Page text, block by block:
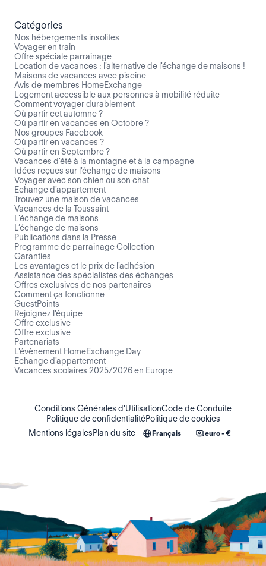
Catégories
Nos hébergements insolites
Voyager en train
Offre spéciale parrainage
Location de vacances : l'alternative de l'échange de maisons !
Maisons de vacances avec piscine
Avis de membres HomeExchange
Logement accessible aux personnes à mobilité réduite
Comment voyager durablement
Où partir cet automne ?
Où partir en vacances en Octobre ?
Nos groupes Facebook
Où partir en vacances ?
Où partir en Septembre ?
Vacances d'été à la montagne et à la campagne
Idées reçues sur l'échange de maisons
Voyager avec son chien ou son chat
Echange d'appartement
Trouvez une maison de vacances
Vacances de la Toussaint
L’échange de maisons
L’échange de maisons
Publications dans la Presse
Programme de parrainage Collection
Garanties
Les avantages et le prix de l'adhésion
Assistance des spécialistes des échanges
Offres exclusives de nos partenaires
Comment ça fonctionne
GuestPoints
Rejoignez l'équipe
Offre exclusive
Offre exclusive
Partenariats
L'évènement HomeExchange Day
Echange d'appartement
Vacances scolaires 2025/2026 en Europe
Conditions Générales d'UtilisationCode de Conduite
Politique de confidentialitéPolitique de cookies
Mentions légalesPlan du site Français euro - €